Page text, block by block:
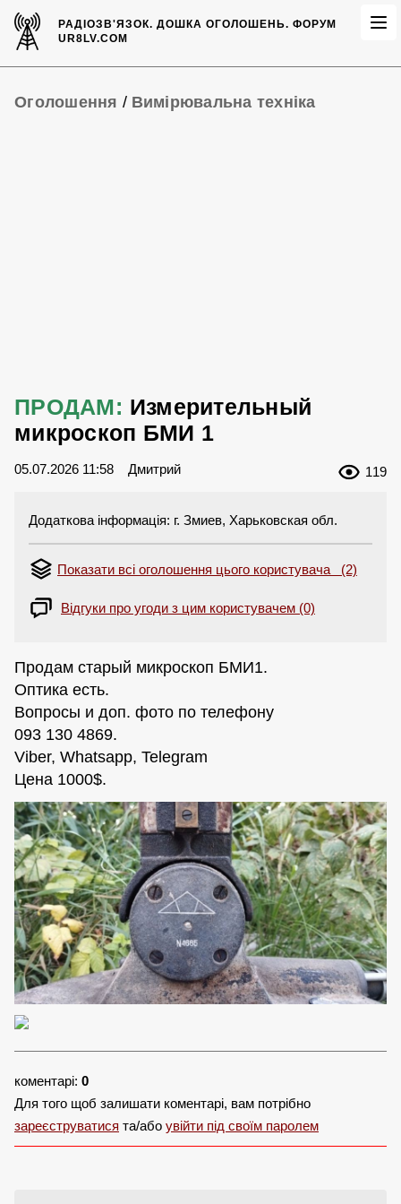
РАДІОЗВ'ЯЗОК.ДОШКА ОГОЛОШЕНЬ. ФОРУМ
UR8LV.COM
Оголошення / Вимірювальна техніка
ПРОДАМ: Измерительный
микроскоп БМИ 1
05.07.2026 11:58 Дмитрий 119
Додаткова інформація: г. Змиев, Харьковская обл.
Показати всі оголошення цього користувача (2)
Відгуки про угоди з цим користувачем (0)
Продам старый микроскоп БМИ1.
Оптика есть.
Вопросы и доп. фото по телефону
093 130 4869.
Viber, Whatsapp, Telegram
Цена 1000$.
коментарі: 0
Для того щоб залишати коментарі, вам потрібно
зареєструватися та/або увійти під своїм паролем